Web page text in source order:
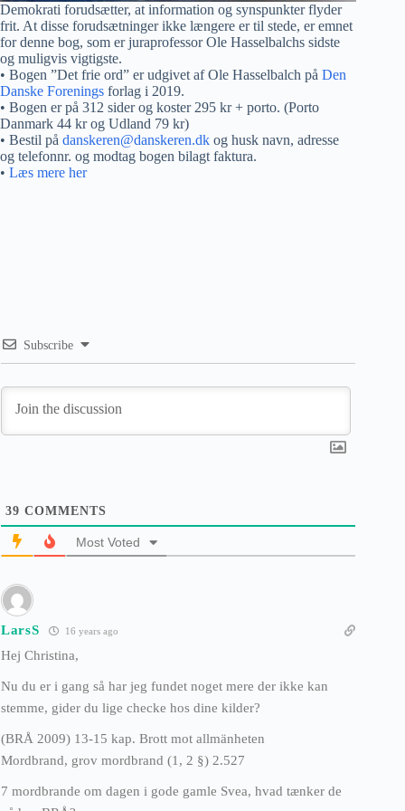
Demokrati forudsætter, at information og synspunkter flyder
frit. At disse forudsætninger ikke længere er til stede, er emnet
for denne bog, som er juraprofessor Ole Hasselbalchs sidste
og muligvis vigtigste.
• Bogen ”Det frie ord” er udgivet af Ole Hasselbalch på Den
Danske Forenings forlag i 2019.
• Bogen er på 312 sider og koster 295 kr + porto. (Porto
Danmark 44 kr og Udland 79 kr)
• Bestil på danskeren@danskeren.dk og husk navn, adresse
og telefonnr. og modtag bogen bilagt faktura.
• Læs mere her
Subscribe
39 COMMENTS
Most Voted
LarsS 16 years ago
Hej Christina,
Nu du er i gang så har jeg fundet noget mere der ikke kan
stemme, gider du lige checke hos dine kilder?
(BRÅ 2009) 13-15 kap. Brott mot allmänheten
Mordbrand, grov mordbrand (1, 2 §) 2.527
7 mordbrande om dagen i gode gamle Svea, hvad tænker de